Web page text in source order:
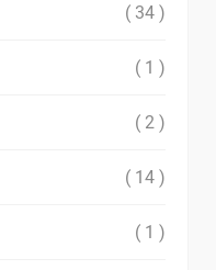
( 34 )
( 1 )
( 2 )
( 14 )
( 1 )